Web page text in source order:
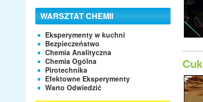
WARSZTAT CHEMII
Eksperymenty w kuchni
Bezpieczeństwo
Chemia Analityczna
Chemia Ogólna
Pirotechnika
Efektowne Eksperymenty
Warto Odwiedzić